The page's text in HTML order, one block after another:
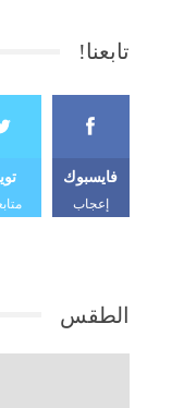
تابعنا!
فايسبوك
إعجاب
الطقس